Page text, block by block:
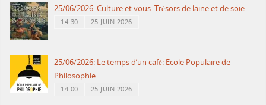
25/06/2026: Culture et vous: Trésors de laine et de soie.
14:30 25 JUIN 2026
25/06/2026: Le temps d’un café: Ecole Populaire de
Philosophie.
14:00 25 JUIN 2026